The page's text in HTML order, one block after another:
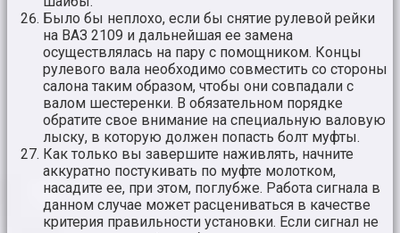
Было бы неплохо, если бы снятие рулевой рейки
на ВАЗ 2109 и дальнейшая ее замена
осуществлялась на пару с помощником. Концы
рулевого вала необходимо совместить со стороны
салона таким образом, чтобы они совпадали с
валом шестеренки. В обязательном порядке
обратите свое внимание на специальную валовую
лыску, в которую должен попасть болт муфты.
Как только вы завершите наживлять, начните
аккуратно постукивать по муфте молотком,
насадите ее, при этом, поглубже. Работа сигнала в
данном случае может расцениваться в качестве
критерия правильности установки. Если сигнал не